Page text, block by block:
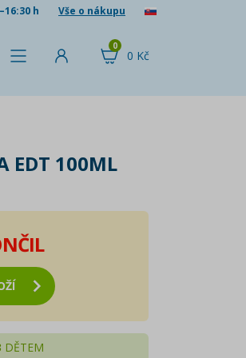
h Vše o nákupu
0 Kč
0
EDT 100ML
DĚTEM